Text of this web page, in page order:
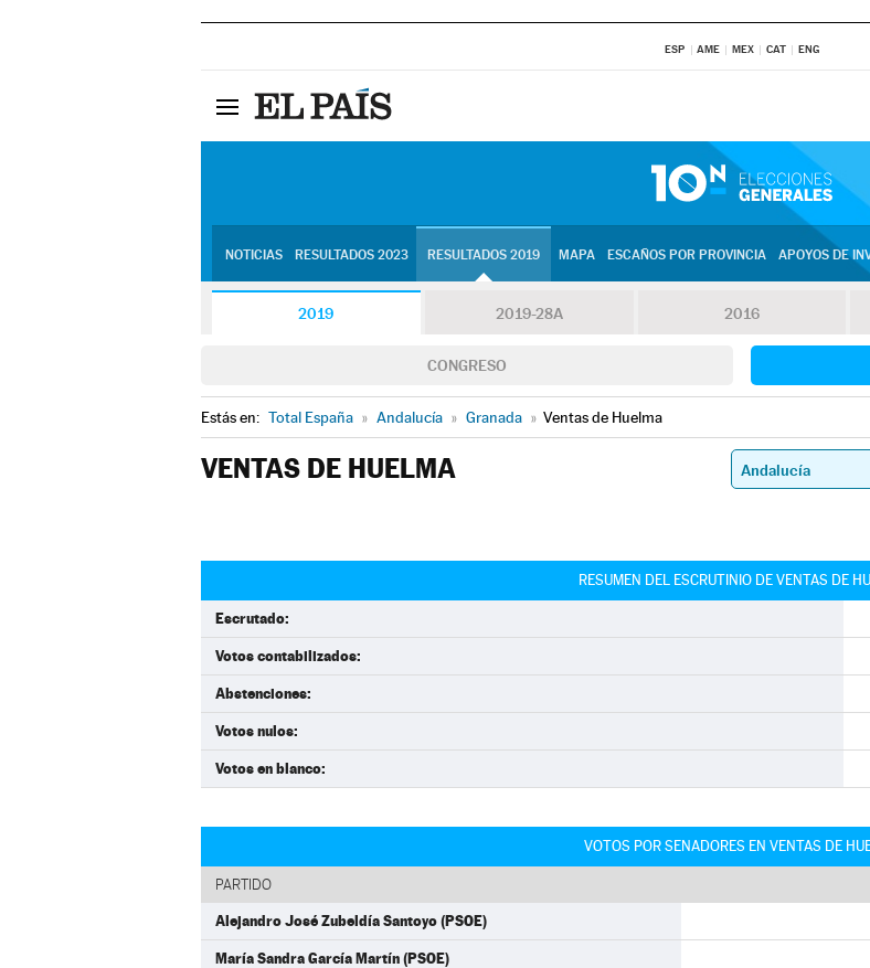
ESP AME MEX CAT ENG
NOTICIAS RESULTADOS 2023 RESULTADOS 2019 MAPA ESCAÑOS POR PROVINCIA APOYOS DE
2019 2019-28A 2016
CONGRESO
Estás en: Total España » Andalucía » Granada » Ventas de Huelma
VENTAS DE HUELMA
RESUMEN DEL ESCRUTINIO DE VENTAS DE
Escrutado:
Votos contabilizados:
Abstenciones:
Votos nulos:
Votos en blanco:
VOTOS POR SENADORES EN VENTAS DE
PARTIDO
Alejandro José Zubeldía Santoyo (PSOE)
María Sandra García Martín (PSOE)